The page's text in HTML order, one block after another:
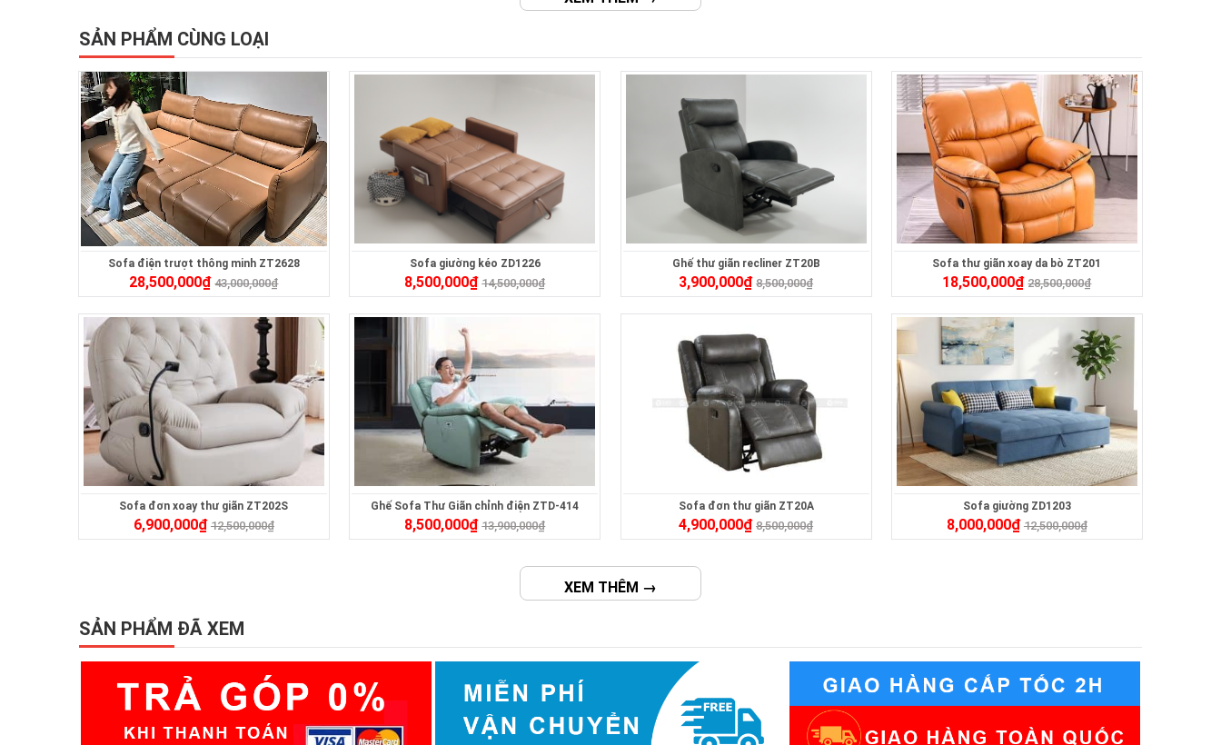
SẢN PHẨM CÙNG LOẠI
Sofa điện trượt thông minh ZT2628
28,500,000₫ 43,000,000₫
Sofa giường kéo ZD1226
8,500,000₫ 14,500,000₫
Ghế thư giãn recliner ZT20B
3,900,000₫ 8,500,000₫
Sofa thư giãn xoay da bò ZT201
18,500,000₫ 28,500,000₫
Sofa đơn xoay thư giãn ZT202S
6,900,000₫ 12,500,000₫
Ghế Sofa Thư Giãn chỉnh điện ZTD-414
8,500,000₫ 13,900,000₫
Sofa đơn thư giãn ZT20A
4,900,000₫ 8,500,000₫
Sofa giường ZD1203
8,000,000₫ 12,500,000₫
XEM THÊM →
SẢN PHẨM ĐÃ XEM